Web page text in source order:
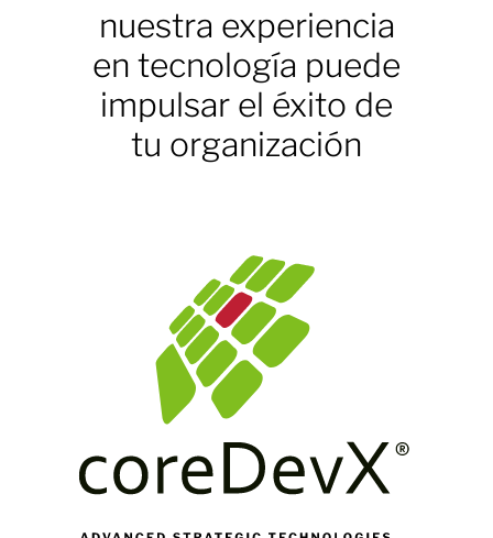
nuestra experiencia
en tecnología puede
impulsar el éxito de
tu organización